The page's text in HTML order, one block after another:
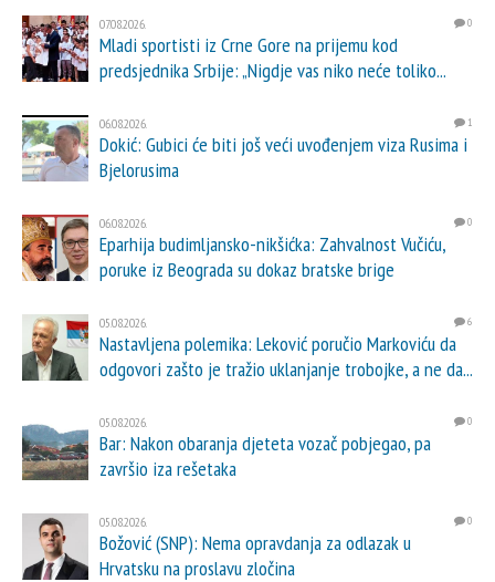
07.08.2026. 0
Mladi sportisti iz Crne Gore na prijemu kod
predsjednika Srbije: „Nigdje vas niko neće toliko...
06.08.2026. 1
Dokić: Gubici će biti još veći uvođenjem viza Rusima i
Bjelorusima
06.08.2026. 0
Eparhija budimljansko-nikšićka: Zahvalnost Vučiću,
poruke iz Beograda su dokaz bratske brige
05.08.2026. 6
Nastavljena polemika: Leković poručio Markoviću da
odgovori zašto je tražio uklanjanje trobojke, a ne da...
05.08.2026. 0
Bar: Nakon obaranja djeteta vozač pobjegao, pa
završio iza rešetaka
05.08.2026. 0
Božović (SNP): Nema opravdanja za odlazak u
Hrvatsku na proslavu zločina